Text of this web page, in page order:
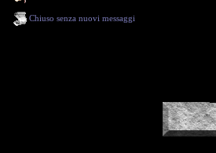
Chiuso senza nuovi messaggi